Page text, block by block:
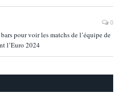
0
pour voir les matchs de l’équipe de
l’Euro 2024